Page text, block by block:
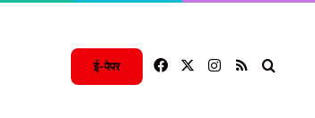
ई-पेपर FacebookInstagram
RSS